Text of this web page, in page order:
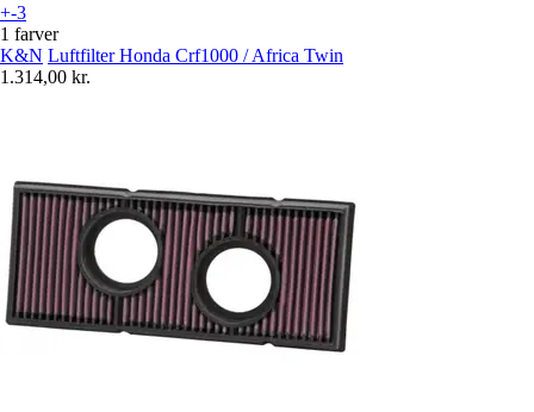
+-3
1 farver
K&N Luftfilter Honda Crf1000 / Africa Twin
1.314,00 kr.